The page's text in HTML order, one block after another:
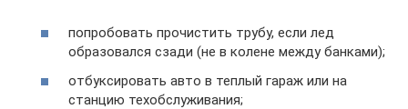
попробовать прочистить трубу, если лед
образовался сзади (не в колене между банками);
отбуксировать авто в теплый гараж или на
станцию техобслуживания;